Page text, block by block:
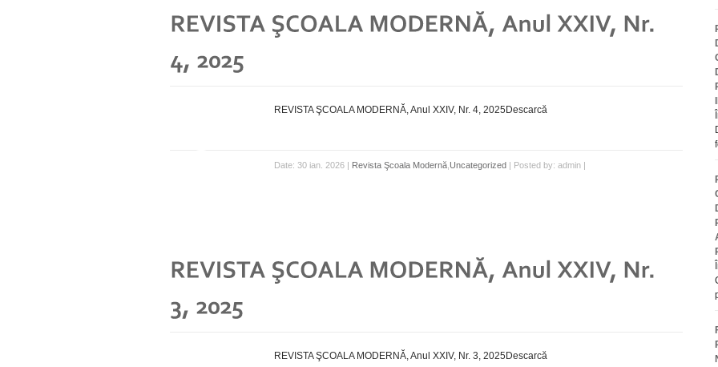
REVISTA ŞCOALA MODERNĂ, Anul XXIV, Nr. 4, 2025Descarcă
Date: 30 ian. 2026 | Revista Şcoala Modernă Uncategorized | Posted by: admin |
REVISTA ŞCOALA MODERNĂ, Anul XXIV, Nr. 3, 2025Descarcă